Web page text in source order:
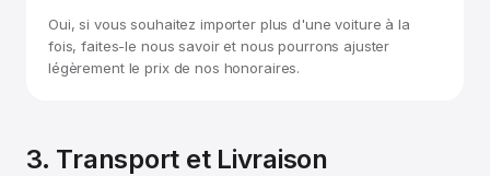
Oui, si vous souhaitez importer plus d'une voiture à la
fois, faites-le nous savoir et nous pourrons ajuster
légèrement le prix de nos honoraires.
3. Transport et Livraison